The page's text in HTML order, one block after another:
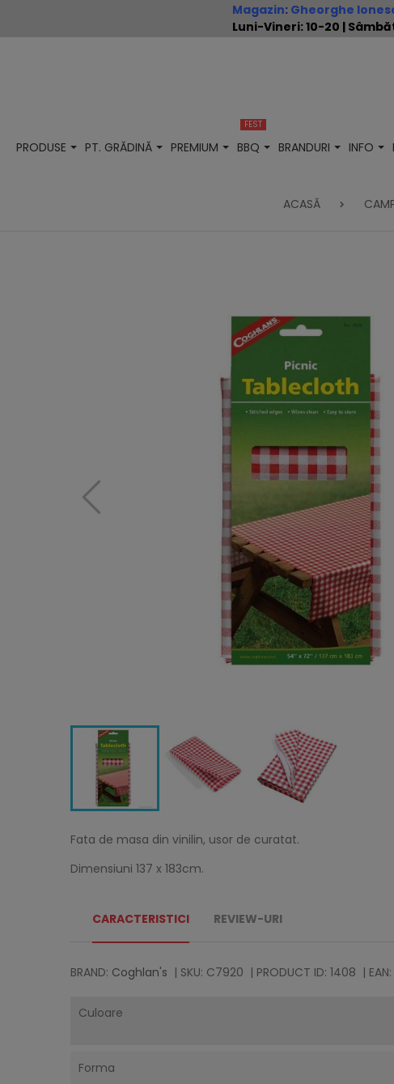
Magazin: Gheorghe
Luni-Vineri: 10-20 |
PRODUSE PT. GRĂDINĂ PREMIUM BBQ
FEST
BRANDURI INFO
ACASĂ
Fata de masa din vinilin, usor de curatat.
Dimensiuni 137 x 183cm.
CARACTERISTICI REVIEW-URI
BRAND: Coghlan's | SKU: C7920 | PRODUCT ID: 1408 |
Culoare
Forma